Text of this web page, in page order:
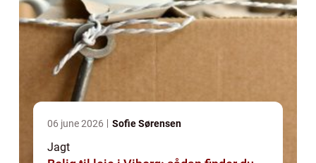
06 june 2026 Sofie Sørensen
Jagt